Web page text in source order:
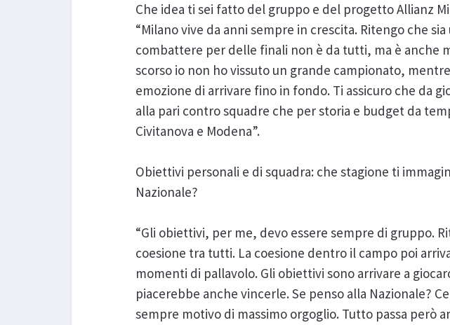
Che idea ti sei fatto del gruppo e del progetto Allianz
“Milano vive da anni sempre in crescita. Ritengo che
combattere per delle finali non è da tutti, ma è anche
scorso io non ho vissuto un grande campionato,
emozione di arrivare fino in fondo. Ti assicuro che da
alla pari contro squadre che per storia e budget da
Civitanova e Modena”.
Obiettivi personali e di squadra: che stagione ti
Nazionale?
“Gli obiettivi, per me, devo essere sempre di gruppo.
coesione tra tutti. La coesione dentro il campo poi
momenti di pallavolo. Gli obiettivi sono arrivare a
piacerebbe anche vincerle. Se penso alla Nazionale?
sempre motivo di massimo orgoglio. Tutto passa però